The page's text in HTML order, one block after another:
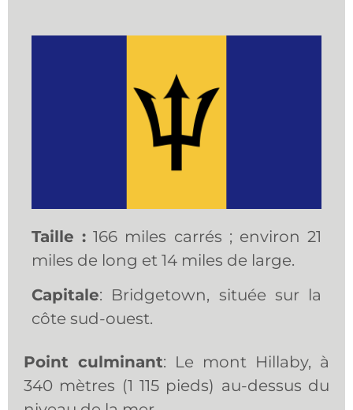
Taille : 166 miles carrés ; environ 21
miles de long et 14 miles de large.
Capitale: Bridgetown, située sur la
côte sud-ouest.
Point culminant: Le mont Hillaby, à
340 mètres (1 115 pieds) au-dessus du